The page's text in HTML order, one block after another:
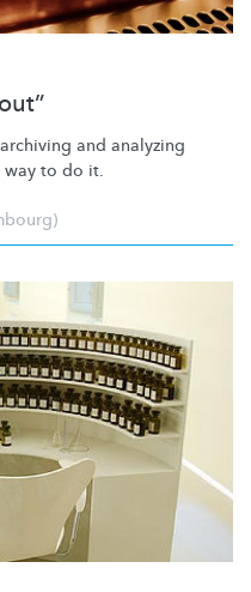
and analyzing
way to do it.